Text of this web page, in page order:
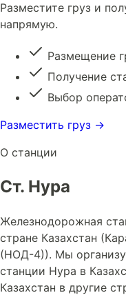
Разместите груз и
напрямую.
Размещение
Получение
Выбор
Разместить груз →
О станции
Ст. Нура
Железнодорожная
стране Казахстан
(НОД-4)). Мы
станции Нура в
Казахстан в другие